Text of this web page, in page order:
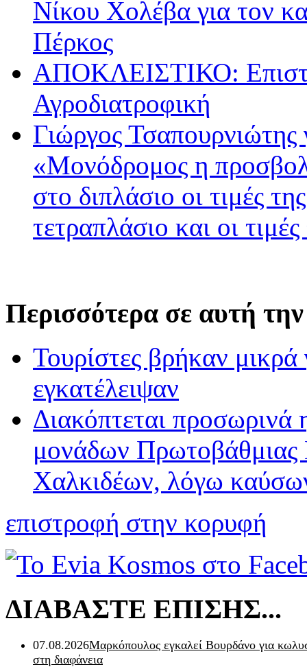
Νίκου Χολέβα για τον
Πέρκος
ΑΠΟΚΛΕΙΣΤΙΚΟ:
Αγροδιατροφική
Γιώργος
«Μονόδρομος η
στο διπλάσιο οι τιμές
τετραπλάσιο και οι
Περισσότερα σε αυτή
Τουρίστες βρήκαν
εγκατέλειψαν
Διακόπτεται προσωρινά
μονάδων Πρωτοβάθμιας
Χαλκιδέων, λόγω
επιστροφή στην κορυφή
ΔΙΑΒΑΣΤΕ ΕΠΙΣΗΣ...
07.08.2026Μαρκόπουλος εγκαλεί Βουρδάνο για
στη διαφάνεια